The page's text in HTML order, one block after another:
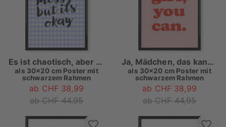
Es ist chaotisch, aber es ist okay
als 30x20 cm Poster mit
schwarzem Rahmen
ab CHF 38,99
ab CHF 44,95
Ja, Mädchen, das kannst du
als 30x20 cm Poster mit
schwarzem Rahmen
ab CHF 38,99
ab CHF 44,95